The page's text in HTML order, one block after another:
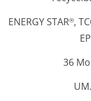
ENERGY STAR®,
36